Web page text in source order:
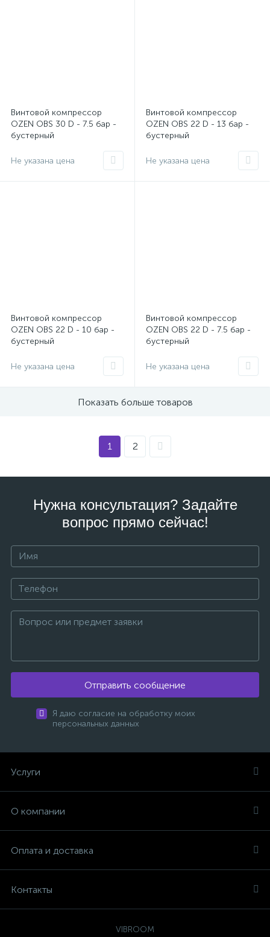
Винтовой компрессор
OZEN OBS 30 D - 7.5 бар -
бустерный
Не указана цена
Винтовой компрессор
OZEN OBS 22 D - 13 бар -
бустерный
Не указана цена
Винтовой компрессор
OZEN OBS 22 D - 10 бар -
бустерный
Не указана цена
Винтовой компрессор
OZEN OBS 22 D - 7.5 бар -
бустерный
Не указана цена
Показать больше товаров
1 2
Нужна консультация? Задайте
вопрос прямо сейчас!
Отправить сообщение
Я даю согласие на обработку моих
персональных данных
Услуги
О компании
Оплата и доставка
Контакты
VIBROOM